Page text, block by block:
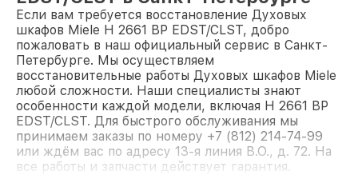
Если вам требуется восстановление Духовых
шкафов Miele H 2661 BP EDST/CLST, добро
пожаловать в наш официальный сервис в Санкт-
Петербурге. Мы осуществляем
восстановительные работы Духовых шкафов Miele
любой сложности. Наши специалисты знают
особенности каждой модели, включая H 2661 BP
EDST/CLST. Для быстрого обслуживания мы
принимаем заказы по номеру +7 (812) 214-74-99
или ждём вас по адресу 13-я линия В.О., д. 72. На
все работы и запчасти действует гарантия.